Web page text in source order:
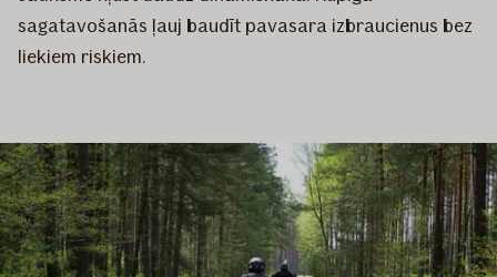
sagatavošanās ļauj baudīt pavasara izbraucienus bez
liekiem riskiem.